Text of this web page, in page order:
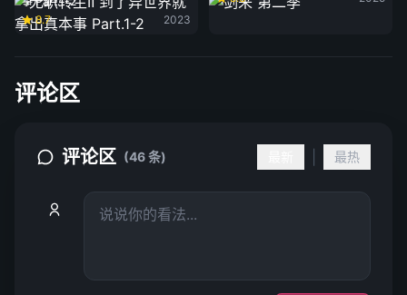
8.7
2023
评论区
评论区 (46 条) 最热